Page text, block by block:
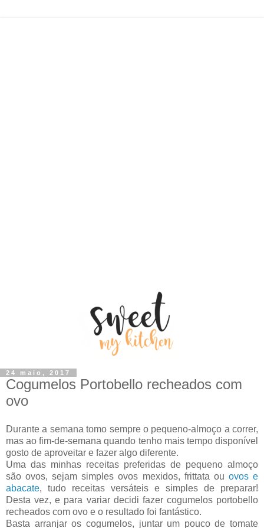
24 maio, 2017
Cogumelos Portobello recheados com
ovo
Durante a semana tomo sempre o pequeno-almoço a correr,
mas ao fim-de-semana quando tenho mais tempo disponível
gosto de aproveitar e fazer algo diferente.
Uma das minhas receitas preferidas de pequeno almoço
são ovos, sejam simples ovos mexidos, frittata ou ovos e
abacate, tudo receitas versáteis e simples de preparar!
Desta vez, e para variar decidi fazer cogumelos portobello
recheados com ovo e o resultado foi fantástico.
Basta arranjar os cogumelos, juntar um pouco de tomate